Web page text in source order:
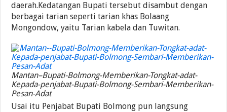
daerah.Kedatangan Bupati tersebut disambut dengan
berbagai tarian seperti tarian khas Bolaang
Mongondow, yaitu Tarian kabela dan Tuwitan.
Mantan–Bupati-Bolmong-Memberikan-Tongkat-adat-
Kepada-penjabat-Bupati-Bolmong-Sembari-Memberikan-
Pesan-Adat
Usai itu Penjabat Bupati Bolmong pun langsung